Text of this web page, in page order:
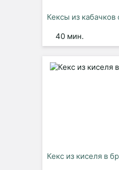
Кексы из кабачков
40 мин.
Кекс из киселя в